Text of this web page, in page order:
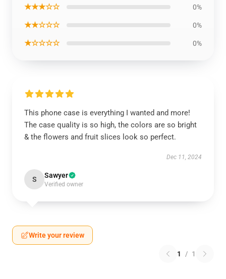
★★★☆☆ 0%
★★☆☆☆ 0%
★☆☆☆☆ 0%
This phone case is everything I wanted and more!
The case quality is so high, the colors are so bright
& the flowers and fruit slices look so perfect.
Dec 11, 2024
S Sawyer
Verified owner
Write your review
1 / 1